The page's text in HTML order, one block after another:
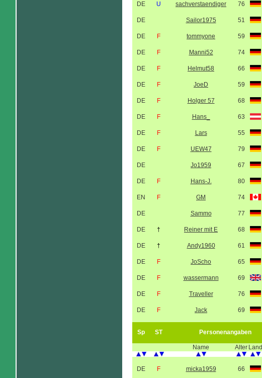
DE U sachverstaendiger 76
DE Sailor1975 51
DE F tommyone 59
DE F Manni52 74
DE F Helmut58 66
DE F JoeD 59
DE F Holger 57 68
DE F Hans_ 63
DE F Lars 55
DE F UEW47 79
DE Jo1959 67
DE F Hans-J. 80
EN F GM 74
DE Sammo 77
DE † Reiner mit E 68
DE † Andy1960 61
DE F JoScho 65
DE F wassermann 69
DE F Traveller 76
DE F Jack 69
Sp ST Personenangaben
Name Alter Land
DE F micka1959 66